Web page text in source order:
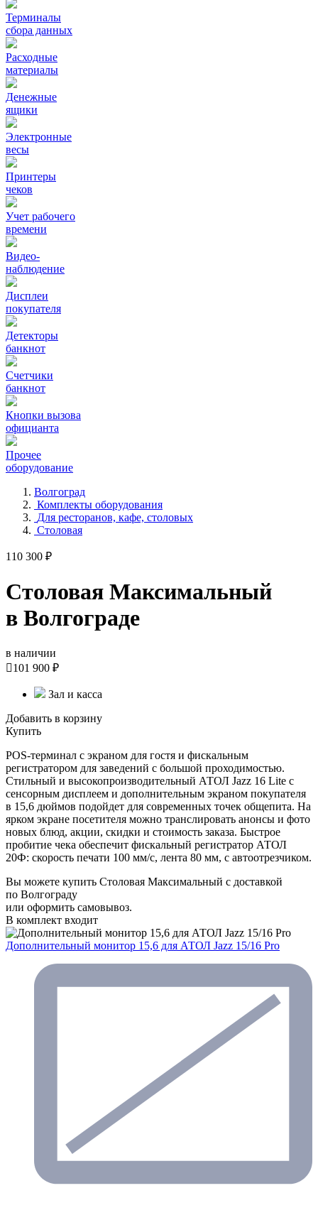
Терминалы
сбора данных
Расходные
материалы
Денежные
ящики
Электронные
весы
Принтеры
чеков
Учет рабочего
времени
Видео‑
наблюдение
Дисплеи
покупателя
Детекторы
банкнот
Счетчики
банкнот
Кнопки вызова
официанта
Прочее
оборудование
Волгоград
Комплекты оборудования
Для ресторанов, кафе, столовых
Столовая
110 300 ₽
Столовая Максимальный
в Волгограде
в наличии
101 900 ₽
Зал и касса
Добавить в корзину
Купить
POS-терминал с экраном для гостя и фискальным
регистратором для заведений с большой проходимостью.
Стильный и высокопроизводительный АТОЛ Jazz 16 Lite с
сенсорным дисплеем и дополнительным экраном покупателя
в 15,6 дюймов подойдет для современных точек общепита. На
ярком экране посетителя можно транслировать анонсы и фото
новых блюд, акции, скидки и стоимость заказа. Быстрое
пробитие чека обеспечит фискальный регистратор АТОЛ
20Ф: скорость печати 100 мм/с, лента 80 мм, с автоотрезчиком.
Вы можете купить Столовая Максимальный с доставкой
по Волгограду
или оформить самовывоз.
В комплект входит
Дополнительный монитор 15,6 для АТОЛ Jazz 15/16 Pro